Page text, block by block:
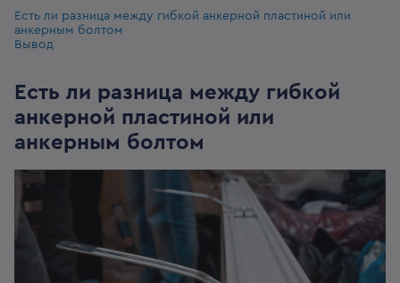
Есть ли разница между гибкой анкерной пластиной или
анкерным болтом
Вывод
Есть ли разница между гибкой
анкерной пластиной или
анкерным болтом